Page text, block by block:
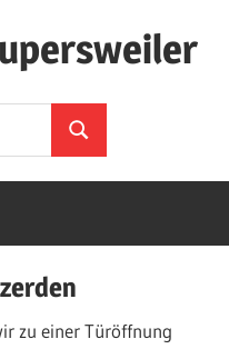
Suchen
zu einer Türöffnung